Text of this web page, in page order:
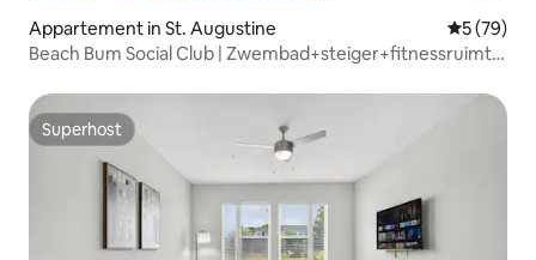
Appartement in St. Augustine
5 (79)
Beach Bum Social Club | Zwembad+steiger+fitnessruimte
Superhost
Superhost